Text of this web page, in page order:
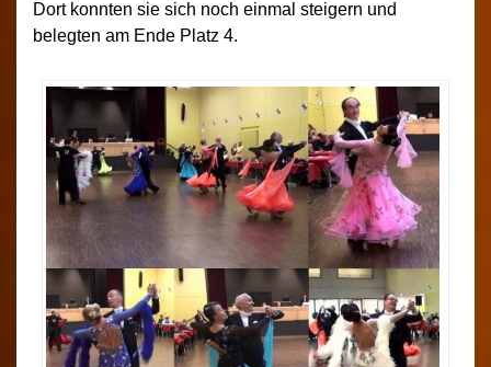
Dort konnten sie sich noch einmal steigern und
belegten am Ende Platz 4.